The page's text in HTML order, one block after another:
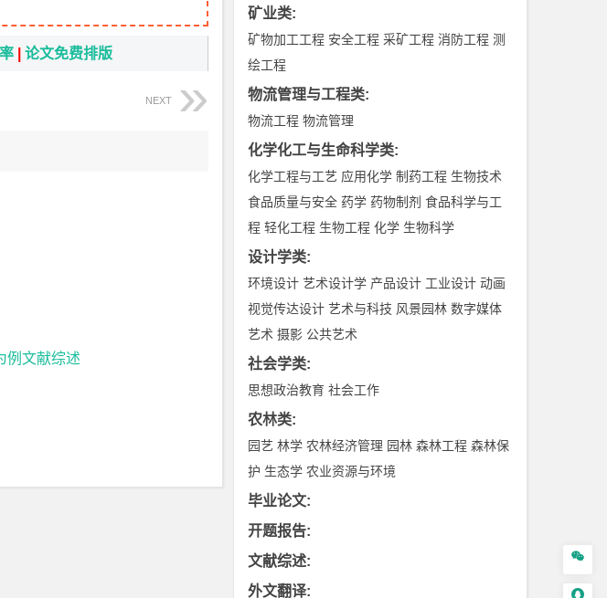
论文免费排版
NEXT
例文献综述
矿业类:
矿物加工工程 安全工程 采矿工程 消防工程 测
绘工程
物流管理与工程类:
物流工程 物流管理
化学化工与生命科学类:
化学工程与工艺 应用化学 制药工程 生物技术
食品质量与安全 药学 药物制剂 食品科学与工
程 轻化工程 生物工程 化学 生物科学
设计学类:
环境设计 艺术设计学 产品设计 工业设计 动画
视觉传达设计 艺术与科技 风景园林 数字媒体
艺术 摄影 公共艺术
社会学类:
思想政治教育 社会工作
农林类:
园艺 林学 农林经济管理 园林 森林工程 森林保
护 生态学 农业资源与环境
毕业论文:
开题报告:
文献综述:
外文翻译:

